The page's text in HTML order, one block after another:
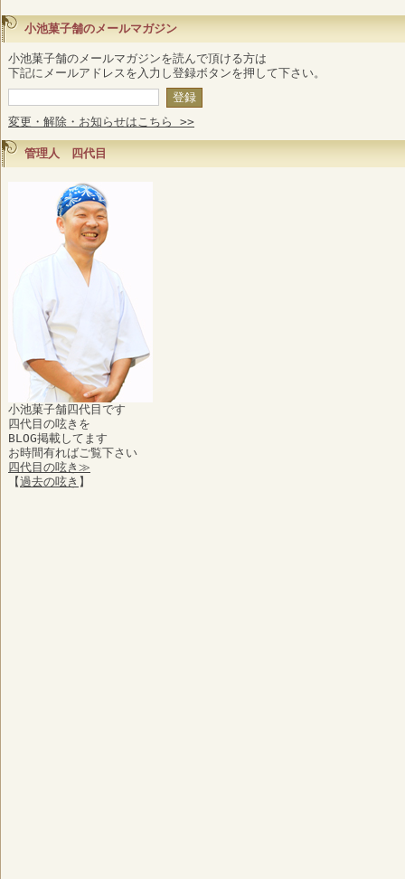
小池菓子舗のメールマガジン
小池菓子舗のメールマガジンを読んで頂ける方は
下記にメールアドレスを入力し登録ボタンを押して下さい。
変更・解除・お知らせはこちら >>
管理人 四代目
小池菓子舗四代目です
四代目の呟きを
BLOG掲載してます
お時間有ればご覧下さい
四代目の呟き≫
【過去の呟き 】